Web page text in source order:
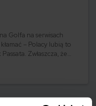
Golfa na serwisach
lubią to
Zwłaszcza, że
OC dla